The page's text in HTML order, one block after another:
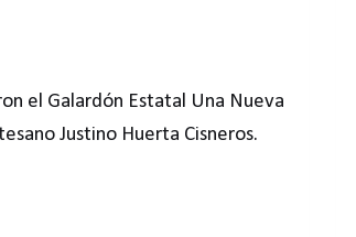
el Galardón Estatal Una Nueva
Justino Huerta Cisneros.